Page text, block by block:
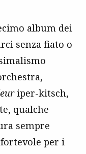
album dei
senza fiato o
iper-kitsch,
qualche
sempre
per i